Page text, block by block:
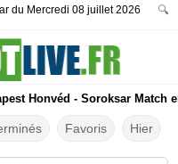
du Mercredi 08 juillet 2026
🔍
Honvéd - Soroksar Match
Favoris Hier